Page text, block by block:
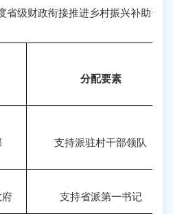
省级财政衔接推进乡村振兴补助资
分配要素
支持派驻村干部领队
府 支持省派第一书记